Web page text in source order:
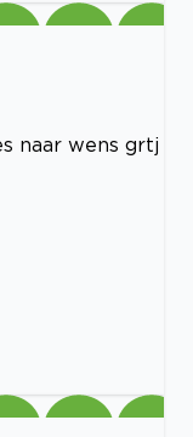
naar wens grtj